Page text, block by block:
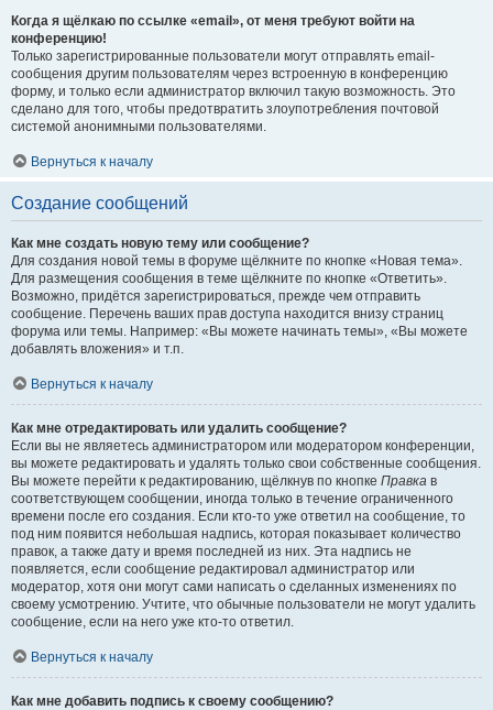
Когда я щёлкаю по ссылке «email», от меня требуют войти на
конференцию!
Только зарегистрированные пользователи могут отправлять email-
сообщения другим пользователям через встроенную в конференцию
форму, и только если администратор включил такую возможность. Это
сделано для того, чтобы предотвратить злоупотребления почтовой
системой анонимными пользователями.
Вернуться к началу
Создание сообщений
Как мне создать новую тему или сообщение?
Для создания новой темы в форуме щёлкните по кнопке «Новая тема».
Для размещения сообщения в теме щёлкните по кнопке «Ответить».
Возможно, придётся зарегистрироваться, прежде чем отправить
сообщение. Перечень ваших прав доступа находится внизу страниц
форума или темы. Например: «Вы можете начинать темы», «Вы можете
добавлять вложения» и т.п.
Вернуться к началу
Как мне отредактировать или удалить сообщение?
Если вы не являетесь администратором или модератором конференции,
вы можете редактировать и удалять только свои собственные сообщения.
Вы можете перейти к редактированию, щёлкнув по кнопке Правка в
соответствующем сообщении, иногда только в течение ограниченного
времени после его создания. Если кто-то уже ответил на сообщение, то
под ним появится небольшая надпись, которая показывает количество
правок, а также дату и время последней из них. Эта надпись не
появляется, если сообщение редактировал администратор или
модератор, хотя они могут сами написать о сделанных изменениях по
своему усмотрению. Учтите, что обычные пользователи не могут удалить
сообщение, если на него уже кто-то ответил.
Вернуться к началу
Как мне добавить подпись к своему сообщению?